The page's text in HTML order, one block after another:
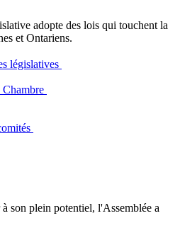
adopte des lois qui touchent la
et Ontariens.
législatives
Chambre
son plein potentiel, l'Assemblée a